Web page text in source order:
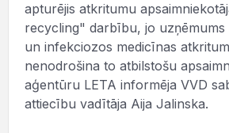
apturējis atkritumu
recycling" darbību, jo uzņēmums
un infekciozos medicīnas
nenodrošina to atbilstošu
aģentūru LETA informēja VVD
attiecību vadītāja Aija Jalinska.